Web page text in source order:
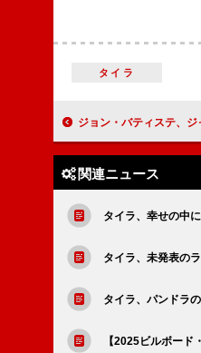
タイラ
ジョン・バティステ、ジャンルを超えた“ニュー
関連ニュース
タイラ、幸せの中
タイラ、未発表の
タイラ、パンドラ
【2025ビルボー